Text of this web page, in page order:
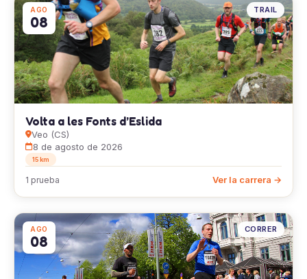
AGO
08
TRAIL
Volta a les Fonts d’Eslida
Veo (CS)
8 de agosto de 2026
15 km
1 prueba Ver la carrera →
AGO
08
CORRER